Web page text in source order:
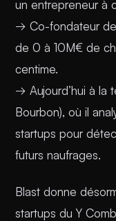
un entrepreneur à
→ Co-fondateur de
de 0 à 10M€ de
centime.
→ Aujourd’hui à la
Bourbon), où il
startups pour
futurs naufrages.
Blast donne
startups du Y